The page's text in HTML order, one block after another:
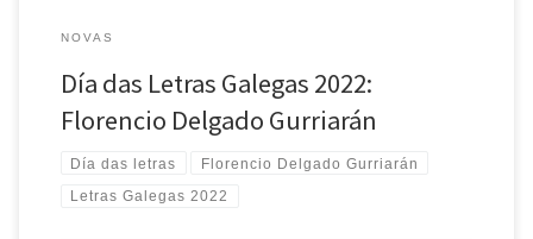
NOVAS
Día das Letras Galegas 2022:
Florencio Delgado Gurriarán
Día das letras Florencio Delgado Gurriarán
Letras Galegas 2022